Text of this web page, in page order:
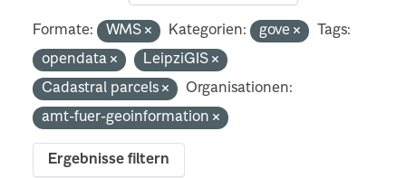
Formate: WMS Kategorien: gove
Tags:
opendata
LeipziGIS
Cadastral parcels
Organisationen:
amt-fuer-geoinformation
Ergebnisse filtern